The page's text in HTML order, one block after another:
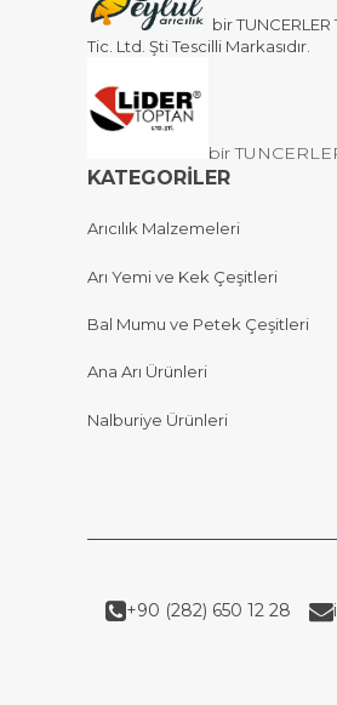
bir TUNCERLER
Tic. Ltd. Şti Tescilli Markasıdır.
bir
KATEGORİLER
Arıcılık Malzemeleri
Arı Yemi ve Kek Çeşitleri
Bal Mumu ve Petek Çeşitleri
Ana Arı Ürünleri
Nalburiye Ürünleri
+90 (282) 650 12 28